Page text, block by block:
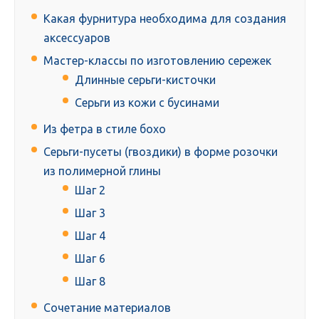
Какая фурнитура необходима для создания
аксессуаров
Мастер-классы по изготовлению сережек
Длинные серьги-кисточки
Серьги из кожи с бусинами
Из фетра в стиле бохо
Серьги-пусеты (гвоздики) в форме розочки
из полимерной глины
Шаг 2
Шаг 3
Шаг 4
Шаг 6
Шаг 8
Сочетание материалов